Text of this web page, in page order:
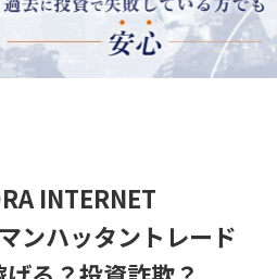
INTERNET
ンハッタントレード